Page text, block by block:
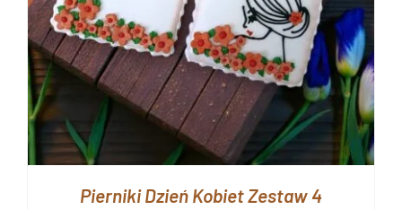
Pierniki Dzień Kobiet Zestaw 4